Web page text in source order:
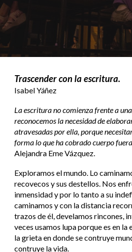
Trascender con la escritura.
Isabel Yáñez
La escritura no comienza frente a
reconocemos la necesidad de
atravesadas por ella, porque
forma lo que ha cobrado cuerpo
Alejandra Eme Vázquez.
Exploramos el mundo. Lo
recovecos y sus destellos. Nos
inmensidad y por lo tanto a su
caminamos y con la distancia
trazos de él, develamos rincones,
veces usamos lupa porque es en la
la grieta en donde se contruye
contruye la vida.